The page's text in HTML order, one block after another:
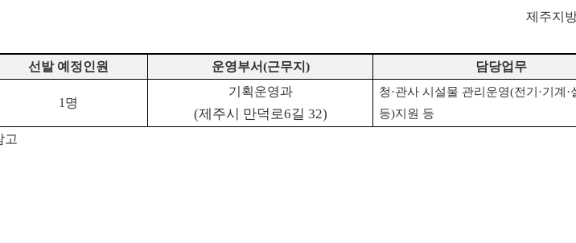
제주지
선발 예정인원 운영부서(근무지 ) 담당업무
1 명
기획운영과
(제주시 만덕로6길 32)
청·관사 시설물 관리운영(전기 ·기계 ·
등)지원 등
고